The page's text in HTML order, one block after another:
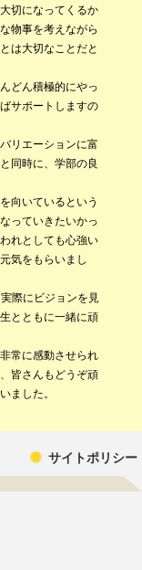
切になってくるか
物事を考えながら
は大切なことだと
どん積極的にやっ
サポートしますの
リエーションに富
同時に、学部の良
向いているという
っていきたいかっ
れとしても心強い
気をもらいまし
際にビジョンを見
とともに一緒に頑
常に感動させられ
皆さんもどうぞ頑
ました。
サイトポリシー